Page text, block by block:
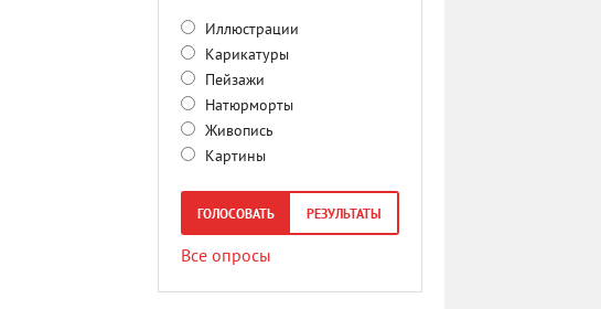
Иллюстрации
Карикатуры
Пейзажи
Натюрморты
Живопись
Картины
ГОЛОСОВАТЬ РЕЗУЛЬТАТЫ
Все опросы